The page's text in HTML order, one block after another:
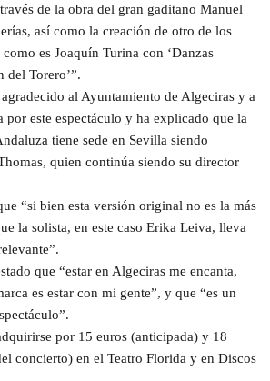
de la obra del gran gaditano Manuel
así como la creación de otro de los
es Joaquín Turina con ‘Danzas
del Torero’”.
al Ayuntamiento de Algeciras y a
por este espectáculo y ha explicado que la
tiene sede en Sevilla siendo
quien continúa siendo su director
“si bien esta versión original no es la más
la solista, en este caso Erika Leiva, lleva
que “estar en Algeciras me encanta,
es estar con mi gente”, y que “es un
por 15 euros (anticipada) y 18
concierto) en el Teatro Florida y en Discos